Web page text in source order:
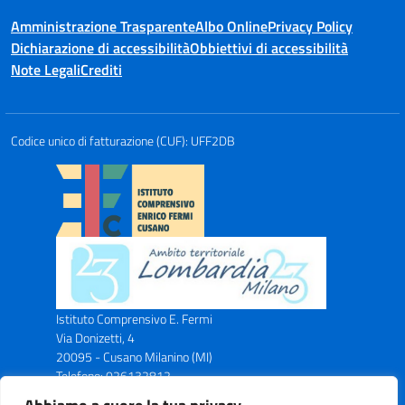
Amministrazione TrasparenteAlbo OnlinePrivacy Policy
Dichiarazione di accessibilitàObbiettivi di accessibilità
Note LegaliCrediti
Codice unico di fatturazione (CUF): UFF2DB
Istituto Comprensivo E. Fermi
Via Donizetti, 4
20095 - Cusano Milanino (MI)
Telefono: 026132812